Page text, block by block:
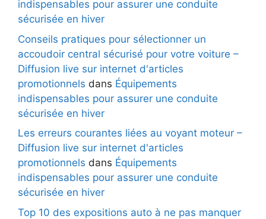
indispensables pour assurer une conduite
sécurisée en hiver
Conseils pratiques pour sélectionner un
accoudoir central sécurisé pour votre voiture –
Diffusion live sur internet d'articles
promotionnels dans Équipements
indispensables pour assurer une conduite
sécurisée en hiver
Les erreurs courantes liées au voyant moteur –
Diffusion live sur internet d'articles
promotionnels dans Équipements
indispensables pour assurer une conduite
sécurisée en hiver
Top 10 des expositions auto à ne pas manquer